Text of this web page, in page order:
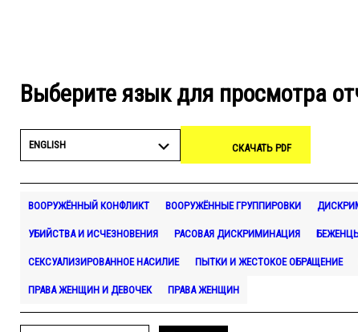
Выберите язык для просмотра
ENGLISH СКАЧАТЬ PDF
ВООРУЖЁННЫЙ КОНФЛИКТ ВООРУЖЁННЫЕ ГРУППИРОВКИ
УБИЙСТВА И ИСЧЕЗНОВЕНИЯ РАСОВАЯ ДИСКРИМИНАЦИЯ
СЕКСУАЛИЗИРОВАННОЕ НАСИЛИЕ ПЫТКИ И ЖЕСТОКОЕ ОБРАЩЕНИЕ
ПРАВА ЖЕНЩИН И ДЕВОЧЕК ПРАВА ЖЕНЩИН